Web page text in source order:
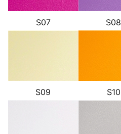
S07 S08
S09 S10